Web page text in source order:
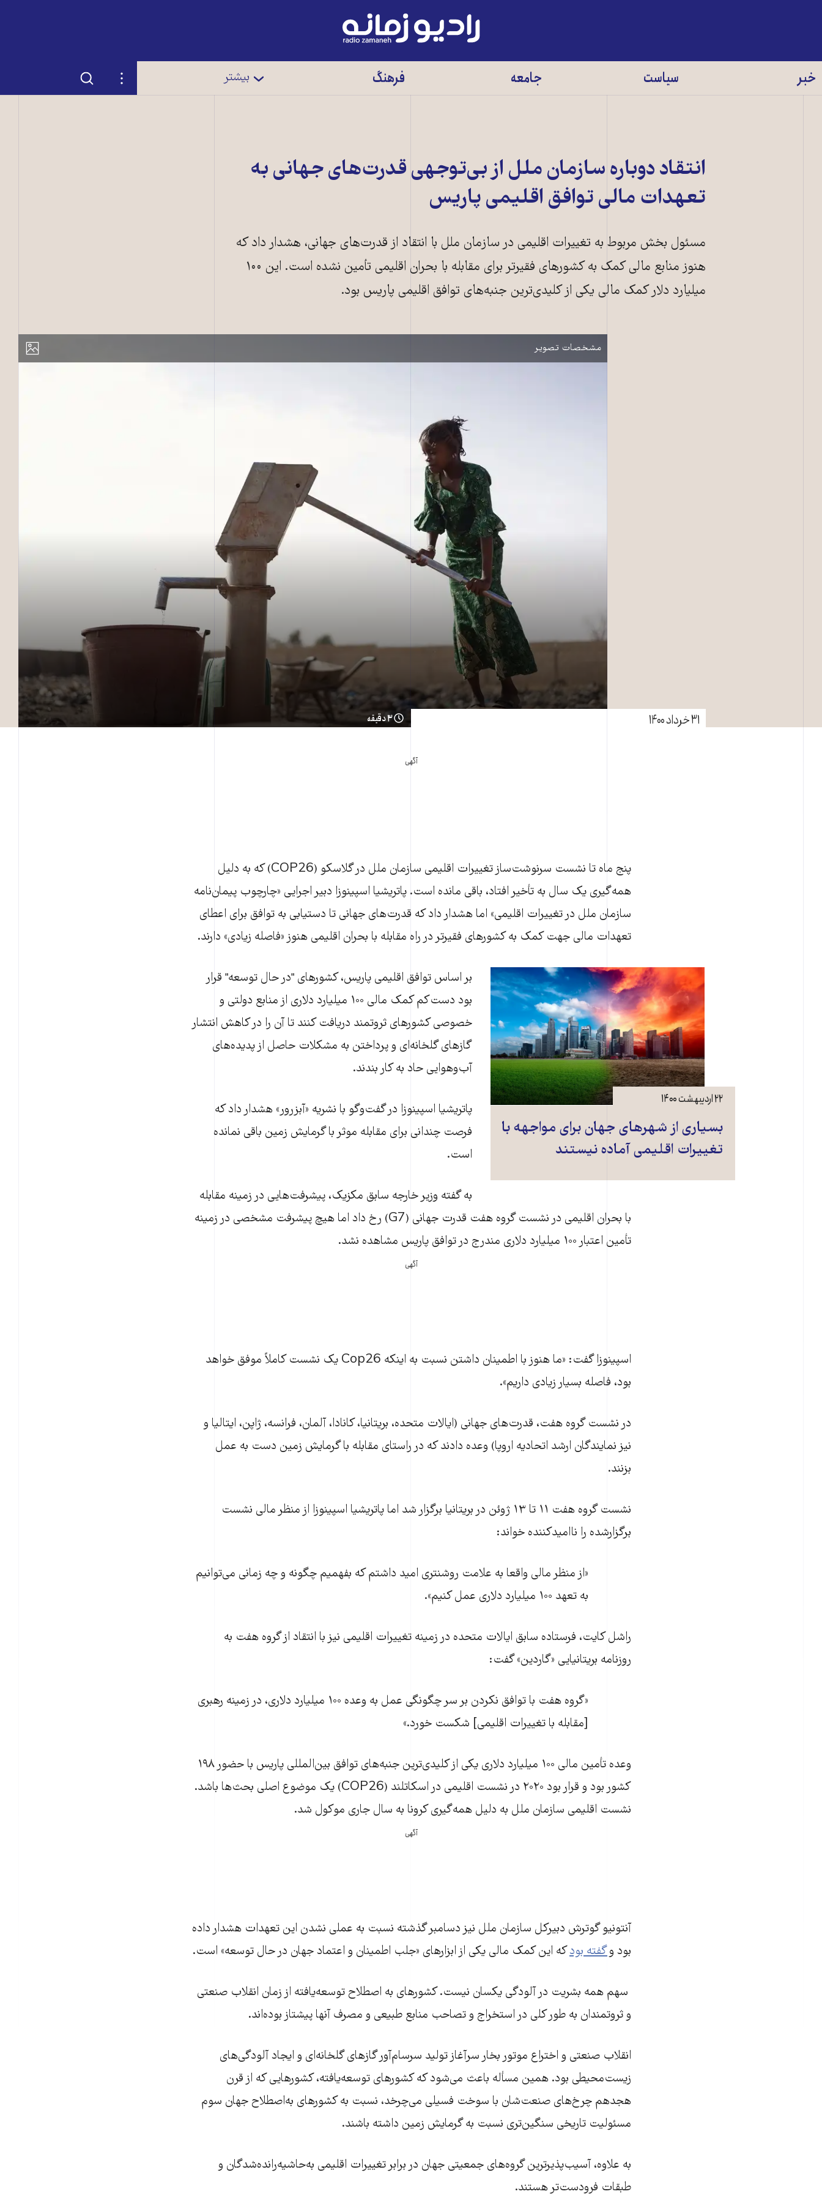
رادیو
زمانه
خبر سیاست جامعه فرهنگ بیشتر تنظیمات جستجو
انتقاد دوباره سازمان ملل از بی‌توجهی قدرت‌های جهانی به
تعهدات مالی توافق اقلیمی پاریس
مسئول بخش مربوط به تغییرات اقلیمی در سازمان ملل با انتقاد از قدرت‌های جهانی، هشدار داد که
هنوز منابع مالی کمک به کشورهای فقیرتر برای مقابله با بحران اقلیمی تأمین نشده است. این ۱۰۰
میلیارد دلار کمک مالی یکی از کلیدی‌ترین جنبه‌های توافق اقلیمی پاریس بود.
نمایش
مشخصات تصویر
۳۱ خرداد ۱۴۰۰ ۳ دقیقه
آگهی
پنج ماه تا نشست سرنوشت‌ساز تغییرات اقلیمی سازمان ملل در گلاسکو (COP26) که به دلیل
همه‌گیری یک سال به تأخیر افتاد، باقی مانده است. پاتریشیا اسپینوزا دبیر اجرایی «چارچوب پیمان‌نامه
سازمان ملل در تغییرات اقلیمی» اما هشدار داد که قدرت‌های جهانی تا دستیابی به توافق برای اعطای
تعهدات مالی جهت کمک به کشورهای فقیرتر در راه مقابله با بحران اقلیمی هنوز «فاصله زیادی» دارند.
بسیاری از شهرهای جهان برای مواجهه با
تغییرات اقلیمی آماده نیستند
۲۲ اردیبهشت ۱۴۰۰
بر اساس توافق اقلیمی پاریس، کشورهای "در حال توسعه" قرار
بود دست‌کم کمک مالی ۱۰۰ میلیارد دلاری از منابع دولتی و
خصوصی کشورهای ثروتمند دریافت کنند تا آن را در کاهش انتشار
گازهای گلخانه‌ای و پرداختن به مشکلات حاصل از پدیده‌های
آب‌و‌هوایی حاد به کار بندند.
پاتریشیا اسپینوزا در گفت‌و‌گو با نشریه «آبزرور» هشدار داد که
فرصت چندانی برای مقابله موثر با گرمایش زمین باقی نمانده
است.
به گفته وزیر خارجه سابق مکزیک، پیشرفت‌هایی در زمینه مقابله
با بحران اقلیمی در نشست گروه هفت قدرت جهانی (G7) رخ داد اما هیچ پیشرفت مشخصی در زمینه
تأمین اعتبار ۱۰۰ میلیارد دلاری مندرج در توافق پاریس مشاهده نشد.
آگهی
اسپینوزا گفت: «ما هنوز با اطمینان داشتن نسبت به اینکه Cop26 یک نشست کاملاً موفق خواهد
بود، فاصله بسیار زیادی داریم».
در نشست گروه هفت، قدرت‌های‌ جهانی (ایالات متحده، بریتانیا، کانادا، آلمان، فرانسه، ژاپن، ایتالیا و
نیز نمایندگان ارشد اتحادیه اروپا) وعده دادند که در راستای مقابله با گرمایش زمین دست به عمل
بزنند.
نشست گروه هفت ۱۱ تا ۱۳ ژوئن در بریتانیا برگزار شد اما پاتریشیا اسپینوزا از منظر مالی نشست
برگزارشده را ناامیدکننده خواند:
«از منظر مالی واقعا به علامت روشنتری امید داشتم که بفهمیم چگونه و چه زمانی می‌توانیم
به تعهد ۱۰۰ میلیارد دلاری عمل کنیم».
راشل کایت، فرستاده سابق ایالات متحده در زمینه تغییرات اقلیمی نیز با انتقاد از گروه هفت به
روزنامه بریتانیایی «گاردین» گفت:
«گروه هفت با توافق نکردن بر سر چگونگی عمل به وعده ۱۰۰ میلیارد دلاری، در زمینه رهبری
[مقابله با تغییرات اقلیمی] شکست خورد.»
وعده تأمین مالی ۱۰۰ میلیارد دلاری یکی از کلیدی‌ترین جنبه‌های توافق بین‌المللی پاریس با حضور ۱۹۸
کشور بود و قرار بود ۲۰۲۰ در نشست اقلیمی در اسکاتلند (COP26) یک موضوع اصلی بحث‌ها باشد.
نشست اقلیمی سازمان ملل به دلیل همه‌گیری کرونا به سال جاری موکول شد.
آگهی
آنتونیو گوترش دبیرکل سازمان ملل نیز دسامبر گذشته نسبت به عملی نشدن این تعهدات هشدار داده
بود وگفته بودکه این کمک مالی یکی از ابزارهای «جلب اطمینان و اعتماد جهان در حال توسعه» است.
سهم همه بشریت در آلودگی یکسان نیست. کشورهای به اصطلاح توسعه‌یافته از زمان انقلاب صنعتی
و ثروتمندان به طور کلی در استخراج و تصاحب منابع طبیعی و مصرف آنها پیشتاز بوده‌اند.
انقلاب صنعتی و اختراع موتور بخار سرآغاز تولید سرسام‌آور گازهای گلخانه‌ای و ایجاد آلودگی‌های
زیست‌محیطی بود. همین مسأله باعث می‌شود که کشورهای توسعه‌یافته،‌ کشورهایی که از قرن
هجدهم چرخ‌های صنعت‌شان با سوخت فسیلی می‌چرخد،‌ نسبت به کشورهای به‌اصطلاح جهان سوم
مسئولیت تاریخی سنگین‌تری نسبت به گرمایش زمین داشته باشند.
به علاوه، آسیب‌پذیرترین گروه‌های جمعیتی جهان در برابر تغییرات اقلیمی به‌حاشیه‌رانده‌شدگان و
طبقات فرودست‌تر هستند.